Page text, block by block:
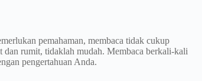
pemahaman, membaca tidak cukup
dan rumit, tidaklah mudah. Membaca berkali-kali
pengertahuan Anda.